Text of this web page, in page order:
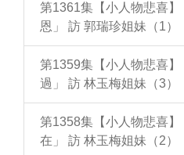
第1361集【小人物悲喜
恩」 訪 郭瑞珍姐妹（1）
第1359集【小人物悲喜
過」 訪 林玉梅姐妹（3）
第1358集【小人物悲喜
在」 訪 林玉梅姐妹（2）